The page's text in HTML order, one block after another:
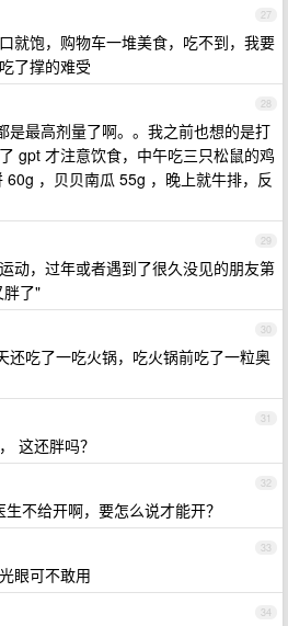
27
就饱，购物车一堆美食，吃不到，我要
了撑的难受
28
是最高剂量了啊。。我之前也想的是打
gpt 才注意饮食，中午吃三只松鼠的鸡
60g ，贝贝南瓜 55g ，晚上就牛排，反
29
动，过年或者遇到了很久没见的朋友第
胖了"
30
还吃了一吃火锅，吃火锅前吃了一粒奥
31
这还胖吗？
32
不给开啊，要怎么说才能开？
33
眼可不敢用
34